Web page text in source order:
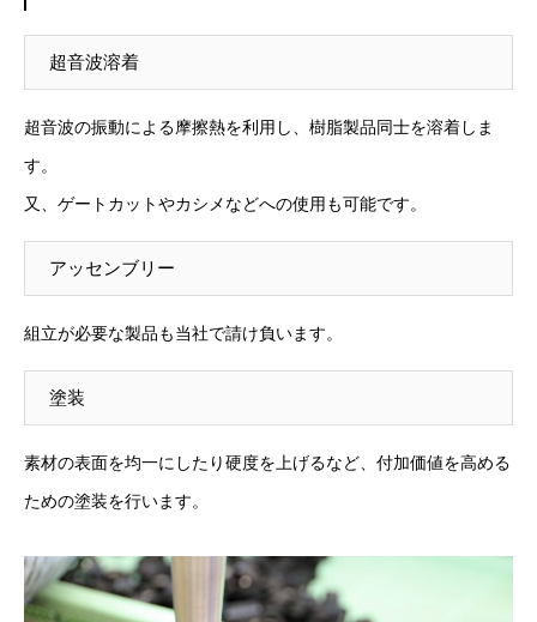
超音波溶着
超音波の振動による摩擦熱を利用し、樹脂製品同士を溶着しま
す。
又、ゲートカットやカシメなどへの使用も可能です。
アッセンブリー
組立が必要な製品も当社で請け負います。
塗装
素材の表面を均一にしたり硬度を上げるなど、付加価値を高める
ための塗装を行います。